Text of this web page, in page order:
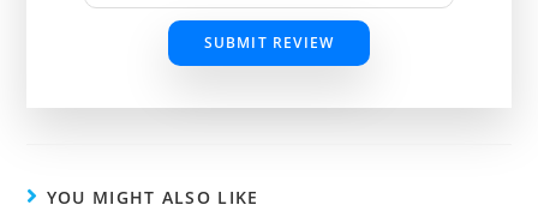
SUBMIT REVIEW
YOU MIGHT ALSO LIKE